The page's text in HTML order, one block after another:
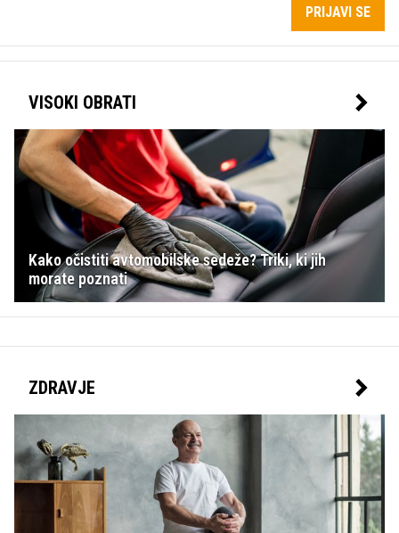
PRIJAVI SE
VISOKI OBRATI
Kako očistiti avtomobilske sedeže? Triki, ki jih
morate poznati
ZDRAVJE